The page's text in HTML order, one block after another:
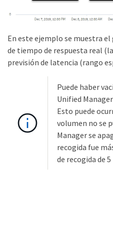
En este ejemplo se muestra
de tiempo de respuesta real
previsión de latencia (rango
Puede haber
Unified
Esto puede
volumen no se
Manager se
recogida fue
de recogida de